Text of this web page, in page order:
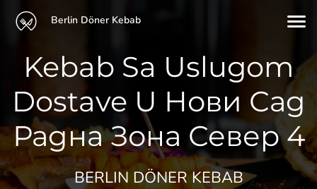
Berlin Döner Kebab
Kebab Sa Uslugom
Dostave U Нови Сад
Радна Зона Север 4
BERLIN DÖNER KEBAB